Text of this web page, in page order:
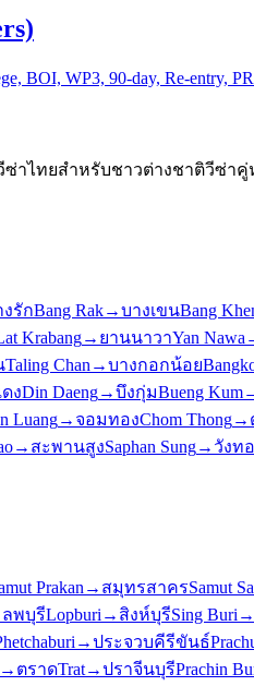
WP3, 90-day, Re-entry,
ซ่าไทยสำหรับชาวต่างชาติวีซ่าคู่
งรักBang Rak→บางเขนBang
Krabang→ ยานนาวาYan Nawa
Taling Chan →บางกอกน้อย
งDin Daeng→บึงกุ่มBueng Kum
Luang→ จอมทองChom Thong→
→ สะพานสูงSaphan Sung→ วังท
Prakan → สมุทรสาครSamut
ลพบุรีLopburi → สิงห์บุรีSing Buri →
→ประจวบคีรีขันธ์
→ ตราดTrat→ปราจีนบุรีPrachin